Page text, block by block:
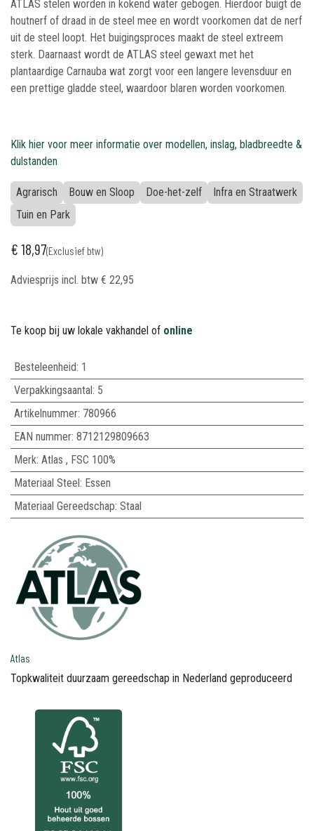
ATLAS stelen worden in kokend water gebogen. Hierdoor buigt de
houtnerf of draad in de steel mee en wordt voorkomen dat de nerf
uit de steel loopt. Het buigingsproces maakt de steel extreem
sterk. Daarnaast wordt de ATLAS steel gewaxt met het
plantaardige Carnauba wat zorgt voor een langere levensduur en
een prettige gladde steel, waardoor blaren worden voorkomen.
Klik hier voor meer informatie over modellen, inslag, bladbreedte &
dulstanden
Agrarisch Bouw en Sloop Doe-het-zelf
Infra en Straatwerk
Tuin en Park
€18,97(Exclusief btw)
Adviesprijs incl. btw € 22,95
Te koop bij uw lokale vakhandel of online
Besteleenheid: 1
Verpakkingsaantal: 5
Artikelnummer: 780966
EAN nummer: 8712129809663
Merk: Atlas , FSC 100%
Materiaal Steel: Essen
Materiaal Gereedschap: Staal
Atlas
Topkwaliteit duurzaam gereedschap in Nederland geproduceerd